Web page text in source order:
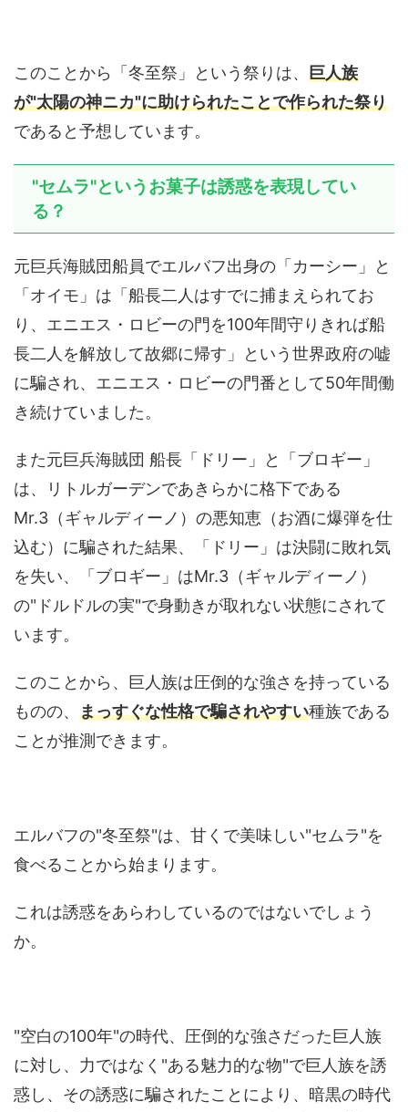
このことから「冬至祭」という祭りは、 巨人族
が"太陽の神ニカ"に助けられたことで作られた祭り
であると予想しています。
"セムラ"というお菓子は誘惑を表現してい
る？
元巨兵海賊団船員でエルバフ出身の「カーシー」と
「オイモ」は「船長二人はすでに捕まえられてお
り、エニエス・ロビーの門を100年間守りきれば船
長二人を解放して故郷に帰す」という世界政府の嘘
に騙され、エニエス・ロビーの門番として50年間働
き続けていました。
また元巨兵海賊団 船長「ドリー」と「ブロギー」
は、リトルガーデンであきらかに格下である
Mr.3（ギャルディーノ）の悪知恵（お酒に爆弾を仕
込む）に騙された結果、「ドリー」は決闘に敗れ気
を失い、「ブロギー」はMr.3（ギャルディーノ）
の"ドルドルの実"で身動きが取れない状態にされて
います。
このことから、巨人族は圧倒的な強さを持っている
ものの、 まっすぐな性格で騙されやすい種族である
ことが推測できます。
エルバフの"冬至祭"は、甘くで美味しい"セムラ"を
食べることから始まります。
これは誘惑をあらわしているのではないでしょう
か。
"空白の100年"の時代、圧倒的な強さだった巨人族
に対し、力ではなく"ある魅力的な物"で巨人族を誘
惑し、その誘惑に騙されたことにより、暗黒の時代